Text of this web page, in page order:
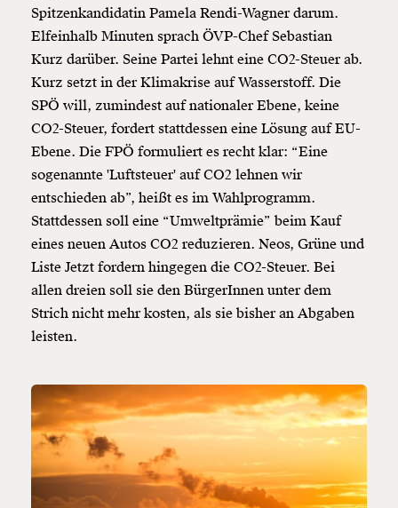
1/3
Spitzenkandidatin Pamela Rendi-Wagner darum.
Elfeinhalb Minuten sprach ÖVP-Chef Sebastian
Kurz darüber. Seine Partei lehnt eine CO2-Steuerab.
Kurz setzt in der Klimakrise auf Wasserstoff. Die
SPÖ will, zumindest auf nationaler Ebene, keine
CO2-Steuer, fordert stattdessen eine Lösung auf EU-
Ebene. Die FPÖ formuliert es recht klar: “Eine
sogenannte 'Luftsteuer' auf CO2 lehnen wir
entschieden ab”, heißt es im Wahlprogramm.
Stattdessen soll eine “Umweltprämie” beim Kauf
eines neuen Autos CO2 reduzieren. Neos, Grüne und
Liste Jetzt fordern hingegen die CO2-Steuer. Bei
allen dreien soll sie den BürgerInnen unter dem
Strich nicht mehr kosten, als sie bisher an Abgaben
leisten.